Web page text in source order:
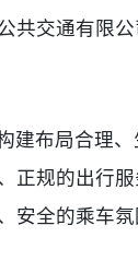
共交通有限
建布局合理
正规的出行
安全的乘车